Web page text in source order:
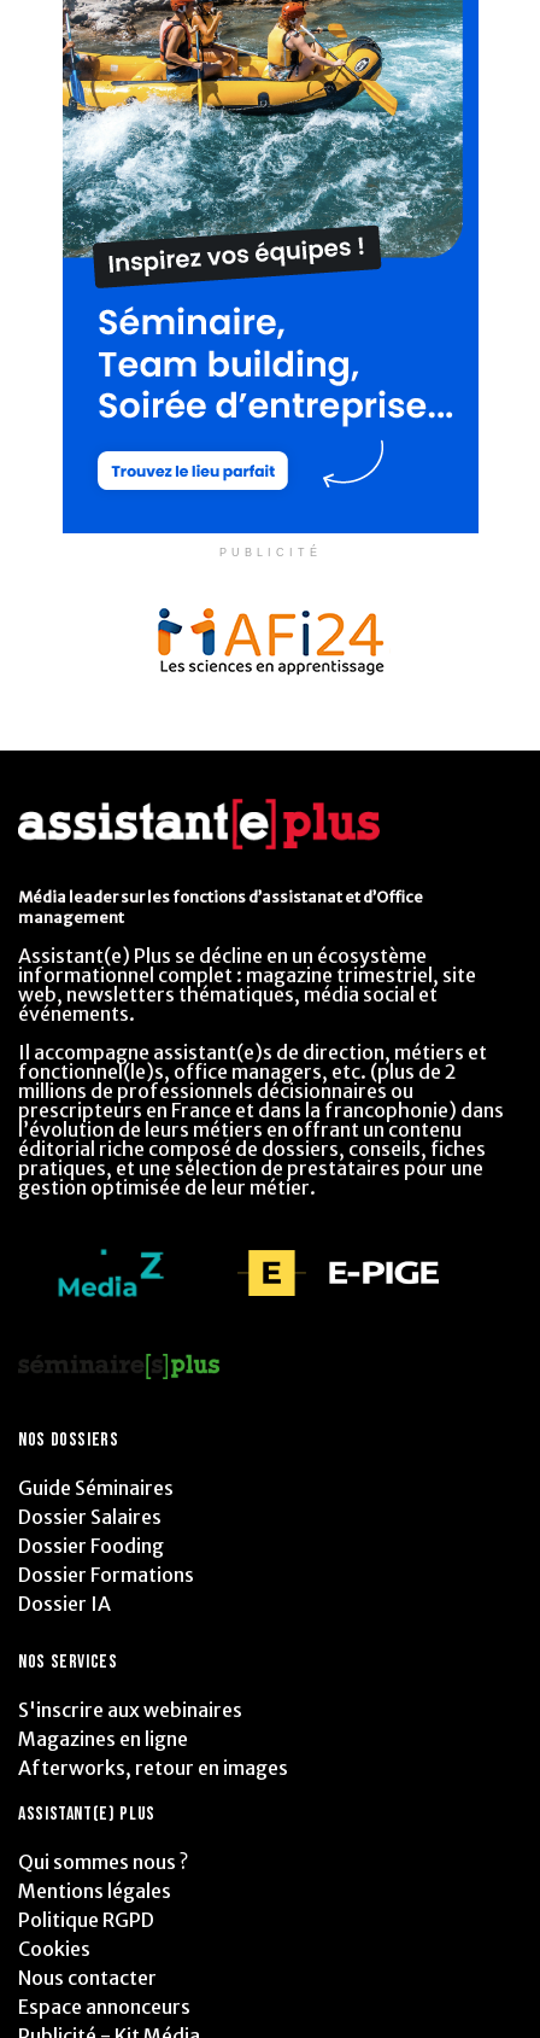
PUBLICITÉ
Média leader sur les fonctions d’assistanat et d’Office
management
Assistant(e) Plus se décline en un écosystème
informationnel complet : magazine trimestriel, site
web, newsletters thématiques, média social et
événements.
Il accompagne assistant(e)s de direction, métiers et
fonctionnel(le)s, office managers, etc. (plus de 2
millions de professionnels décisionnaires ou
prescripteurs en France et dans la francophonie) dans
l’évolution de leurs métiers en offrant un contenu
éditorial riche composé de dossiers, conseils, fiches
pratiques, et une sélection de prestataires pour une
gestion optimisée de leur métier.
NOS DOSSIERS
Guide Séminaires
Dossier Salaires
Dossier Fooding
Dossier Formations
Dossier IA
NOS SERVICES
S'inscrire aux webinaires
Magazines en ligne
Afterworks, retour en images
ASSISTANT(E) PLUS
Qui sommes nous ?
Mentions légales
Politique RGPD
Cookies
Nous contacter
Espace annonceurs